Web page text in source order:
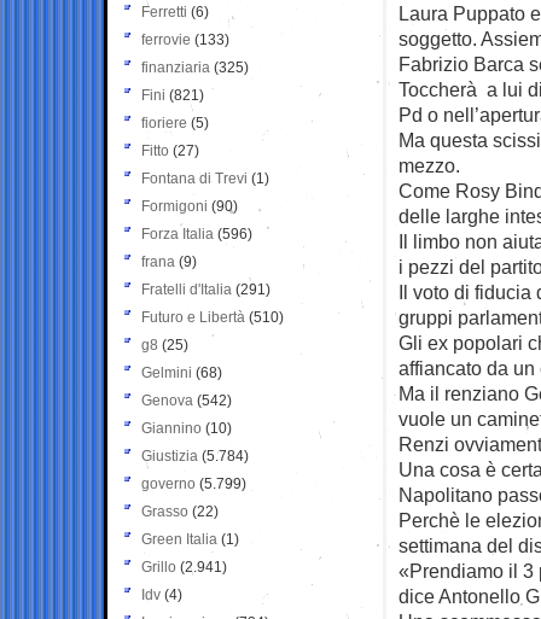
Laura Puppato
soggetto.
Fabrizio Barca
Toccherà a lui
Pd o
Ma questa
mezzo.
Come Rosy
delle larghe
Il limbo non
i pezzi del
Il voto di fiducia
gruppi
Gli ex popolari
affiancato da
Ma il renziano
vuole un
Renzi
Una cosa è
Napolitano
Perchè le
settimana del
«Prendiamo il 3
dice Antonello
Ferretti (6)
ferrovie (133)
finanziaria (325)
Fini (821)
fioriere (5)
Fitto (27)
Fontana di Trevi (1)
Formigoni (90)
Forza Italia (596)
frana (9)
Fratelli d'Italia (291)
Futuro e Libertà (510)
g8 (25)
Gelmini (68)
Genova (542)
Giannino (10)
Giustizia (5.784)
governo (5.799)
Grasso (22)
Green Italia (1)
Grillo (2.941)
Idv (4)